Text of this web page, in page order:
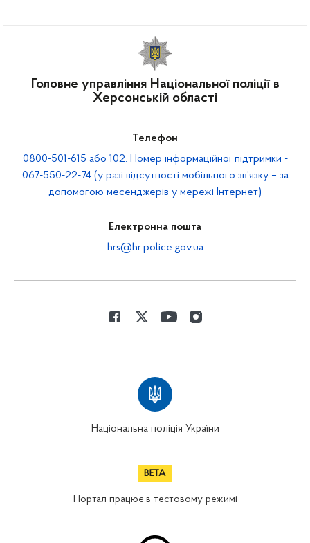
Головне управління Національної поліції в
Херсонській області
Телефон
0800-501-615 або 102. Номер інформаційної підтримки -
067-550-22-74 (у разі відсутності мобільного зв’язку – за
допомогою месенджерів у мережі Інтернет)
Електронна пошта
hrs@hr.police.gov.ua
Національна поліція України
Портал працює в тестовому режимі